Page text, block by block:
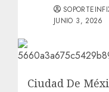
JUNIO 3, 2026
Ciudad De